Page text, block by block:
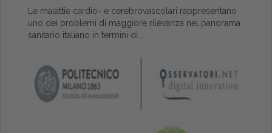
Le malattie cardio- e cerebrovascolari rappresentano
uno dei problemi di maggiore rilevanza nel panorama
sanitario italiano in termini di...